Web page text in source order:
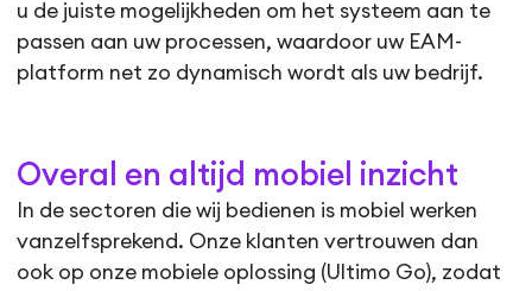
u de juiste mogelijkheden om het systeem aan te
passen aan uw processen, waardoor uw EAM-
platform net zo dynamisch wordt als uw bedrijf.
Overal en altijd mobiel inzicht
In de sectoren die wij bedienen is mobiel werken
vanzelfsprekend. Onze klanten vertrouwen dan
ook op onze mobiele oplossing (Ultimo Go), zodat